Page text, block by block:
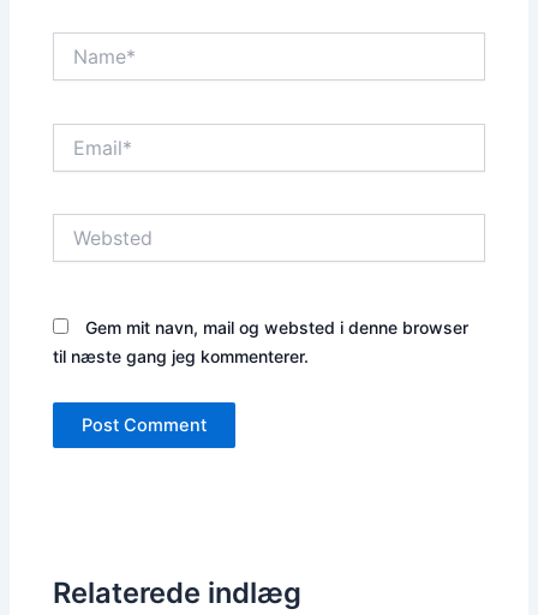
Gem mit navn, mail og websted i denne browser
til næste gang jeg kommenterer.
Relaterede indlæg